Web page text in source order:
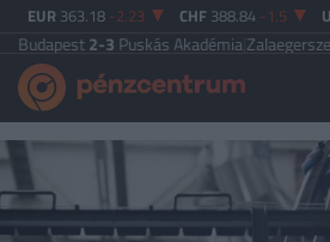
EUR 363.18 -2.23 CHF 388.84 -1.5
2-3Puskás Akadémia|Zalaegerszegi TE5-2